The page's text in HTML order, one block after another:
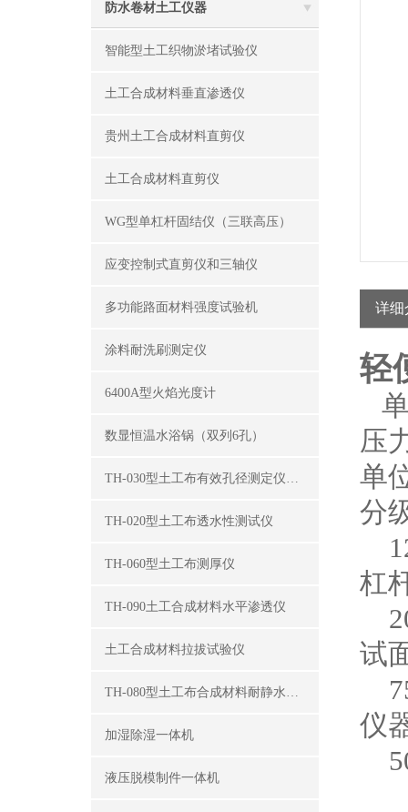
防水卷材土工仪器
智能型土工织物淤堵试验仪
土工合成材料垂直渗透仪
贵州土工合成材料直剪仪
土工合成材料直剪仪
WG型单杠杆固结仪（三联高压）
应变控制式直剪仪和三轴仪
多功能路面材料强度试验机
涂料耐洗刷测定仪
6400A型火焰光度计
数显恒温水浴锅（双列6孔）
TH-030型土工布有效孔径测定仪（湿筛法）
TH-020型土工布透水性测试仪
TH-060型土工布测厚仪
TH-090土工合成材料水平渗透仪
土工合成材料拉拔试验仪
TH-080型土工布合成材料耐静水压测定仪
加湿除湿一体机
液压脱模制件一体机
详细
轻
压
单
分
杠
试
仪